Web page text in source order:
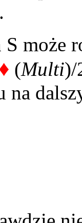
S może
(Multi)/
na